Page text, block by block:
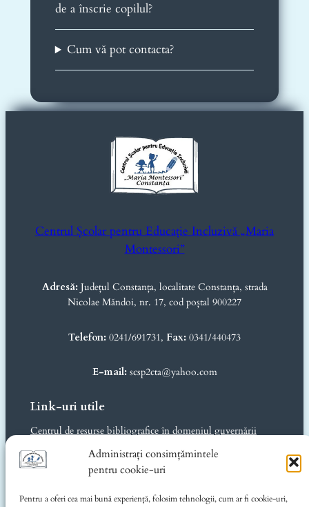
Administrați consimțămintele
pentru cookie-uri
Pentru a oferi cea mai bună experiență, folosim tehnologii, cum ar fi cookie-uri,
de a înscrie copilul?
Cum vă pot contacta?
Centrul Școlar pentru Educație Incluzivă „Maria
Montessori”
Adresă:Județul Constanța, localitate Constanța, strada
Nicolae Măndoi, nr. 17, cod poștal 900227
Telefon: 0241/691731, Fax: 0341/440473
E-mail:scsp2cta@yahoo.com
Link-uri utile
Centrul de resurse bibliografice în domeniul guvernării
Ministerul Educației și Cercetării
Inspectoratul Școlar Județean Constanța